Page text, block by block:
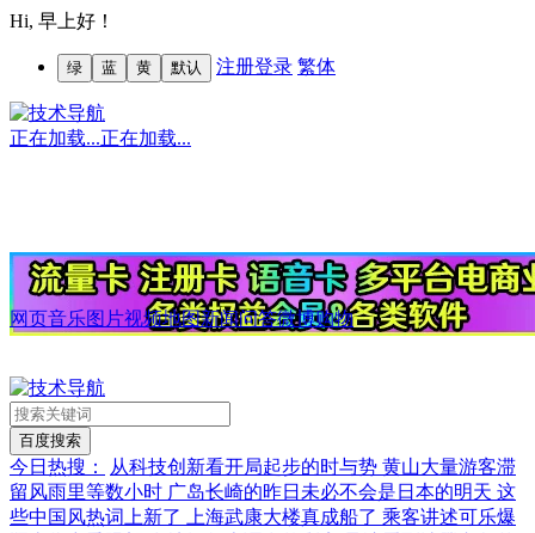
Hi, 早上好！
绿 蓝 黄 默认 注册登录 繁体
正在加载...正在加载...
网页音乐图片视频地图新闻问答微博购物
今日热搜： 从科技创新看开局起步的时与势 黄山大量游客滞
留风雨里等数小时 广岛长崎的昨日未必不会是日本的明天 这
些中国风热词上新了
上海武康大楼真成船了 乘客讲述可乐爆